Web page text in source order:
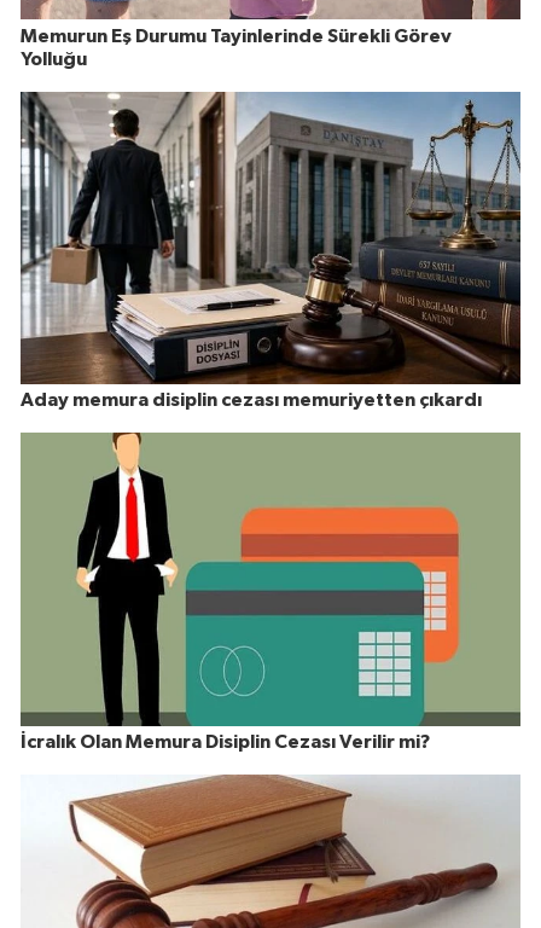
Memurun Eş Durumu Tayinlerinde Sürekli Görev
Yolluğu
Aday memura disiplin cezası memuriyetten çıkardı
İcralık Olan Memura Disiplin Cezası Verilir mi?